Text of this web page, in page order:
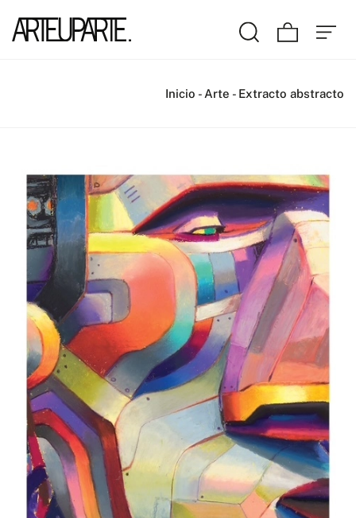
Inicio - Arte - Extracto abstracto